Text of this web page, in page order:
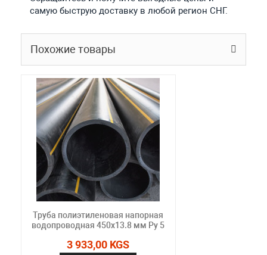
самую быструю доставку в любой регион СНГ.
Похожие товары
Труба полиэтиленовая напорная
водопроводная 450х13.8 мм Ру 5
3 933,00 KGS